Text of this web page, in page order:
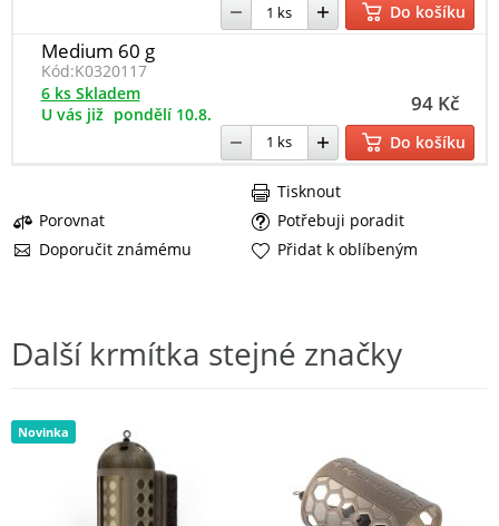
Do košíku
Medium 60 g
Kód:K0320117
94 Kč
6 ks Skladem
U vás již pondělí 10.8.
Do košíku
Porovnat
Potřebuji poradit
Doporučit známému
Tisknout
Přidat k oblíbeným
Další krmítka stejné značky
Novinka